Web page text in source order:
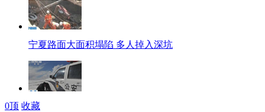
宁夏路面大面积塌陷 多人掉入深坑
青海两名澳大利亚被困游客找到
0顶 收藏